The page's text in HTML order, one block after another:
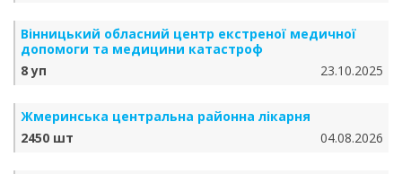
Вінницький обласний центр екстреної медичної
допомоги та медицини катастроф
8 уп
23.10.2025
Жмеринська центральна районна лікарня
2450 шт
04.08.2026